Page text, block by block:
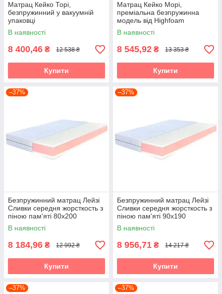
Матрац Кейко Торі,
безпружинний у вакуумній
упаковці
В наявності
8 400,46 ₴ 12 538 ₴
Купити
Матрац Кейко Морі,
преміальна безпружинна
модель від Highfoam
В наявності
8 545,92 ₴ 13 353 ₴
Купити
–37%
Безпружинний матрац Лейзі
Сливки середня жорсткость з
піною пам'яті 80х200
В наявності
8 184,96 ₴ 12 992 ₴
Купити
–37%
Безпружинний матрац Лейзі
Сливки середня жорсткость з
піною пам'яті 90х190
В наявності
8 956,71 ₴ 14 217 ₴
Купити
–37% –37%